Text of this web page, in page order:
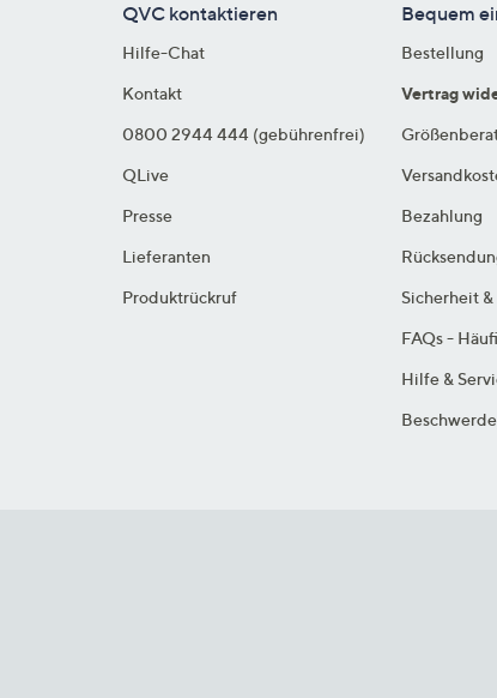
QVC kontaktieren
Hilfe-Chat
Kontakt
0800 2944 444 (gebührenfrei)
QLive
Presse
Lieferanten
Produktrückruf
Bequem
Bestellung
Vertrag
Bezahlung
Sicherheit
FAQs -
Hilfe &